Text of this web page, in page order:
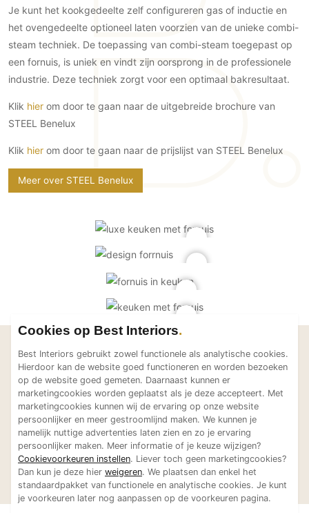
Beton Ciré vloeren
PVC vloeren
Gietvloeren
Houten vloeren
Natuursteen en keramiek vloeren
Vloerkleden
Afwerking
Wandafwerking
Behang / Wandtextiel
Technologie
Audio/Video
Thuisbioscoop
Domotica
Mirror TV
Fitnessapparatuur
Wifi
Overig
Je kunt het kookgedeelte zelf configureren gas of inductie en
het ovengedeelte optioneel laten voorzien van de unieke combi-
steam techniek. De toepassing van combi-steam toegepast op
een fornuis, is uniek en vindt zijn oorsprong in de professionele
industrie. Deze techniek zorgt voor een optimaal bakresultaat.
Klik hier om door te gaan naar de uitgebreide brochure van
STEEL Benelux
Klik hier om door te gaan naar de prijslijst van STEEL Benelux
Meer over STEEL Benelux
Laat je inspireren
Bekijk meer projecten van
STEEL Benelux
STEEL Benelux
Maatwerk keuken met
STEEL Enfasi fornuisSTEEL Benelux
Luxe keuken
STEEL
fornuis
Cookies op Best Interiors
Best Interiors gebruikt zowel functionele als analytische cookies.
Hierdoor kan de website goed functioneren en worden bezoeken
op de website goed gemeten. Daarnaast kunnen er
marketingcookies worden geplaatst als je deze accepteert. Met
marketingcookies kunnen wij de ervaring op onze website
persoonlijker en meer gestroomlijnd maken. We kunnen je
namelijk nuttige advertenties laten zien en zo je ervaring
persoonlijker maken. Meer informatie of je keuze wijzigen?
Cookievoorkeuren instellen. Liever toch geen marketingcookies?
Dan kun je deze hier weigeren. We plaatsen dan enkel het
standaardpakket van functionele en analytische cookies. Je kunt
je voorkeuren later nog aanpassen op de voorkeuren pagina.